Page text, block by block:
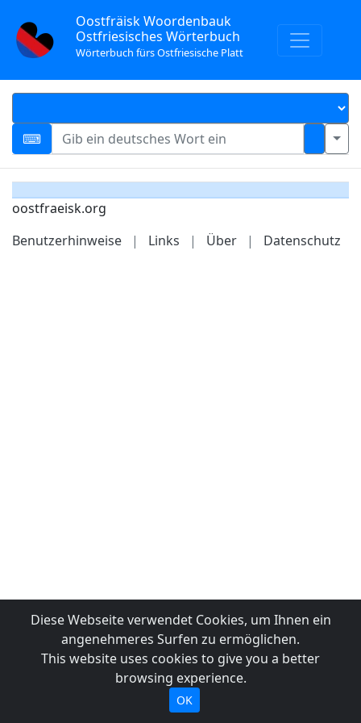
Oostfräisk Woordenbauk
Ostfriesisches Wörterbuch
Wörterbuch fürs Ostfriesische Platt
oostfraeisk.org
Benutzerhinweise
| Links | Über | Datenschutz
Diese Webseite verwendet Cookies, um Ihnen ein
angenehmeres Surfen zu ermöglichen.
This website uses cookies to give you a better
browsing experience.
OK